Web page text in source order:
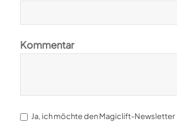
Kommentar
Ja, ich möchte den Magiclift-Newsletter